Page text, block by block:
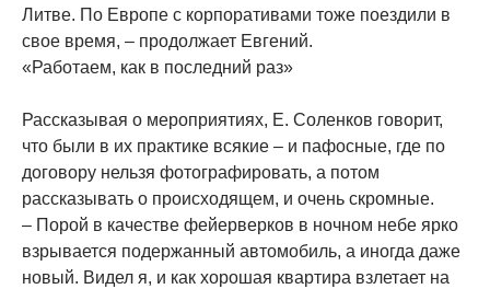
Литве. По Европе с корпоративами тоже поездили в
свое время, – продолжает Евгений.
«Работаем, как в последний раз»
Рассказывая о мероприятиях, Е. Соленков говорит,
что были в их практике всякие – и пафосные, где по
договору нельзя фотографировать, а потом
рассказывать о происходящем, и очень скромные.
– Порой в качестве фейерверков в ночном небе ярко
взрывается подержанный автомобиль, а иногда даже
новый. Видел я, и как хорошая квартира взлетает на